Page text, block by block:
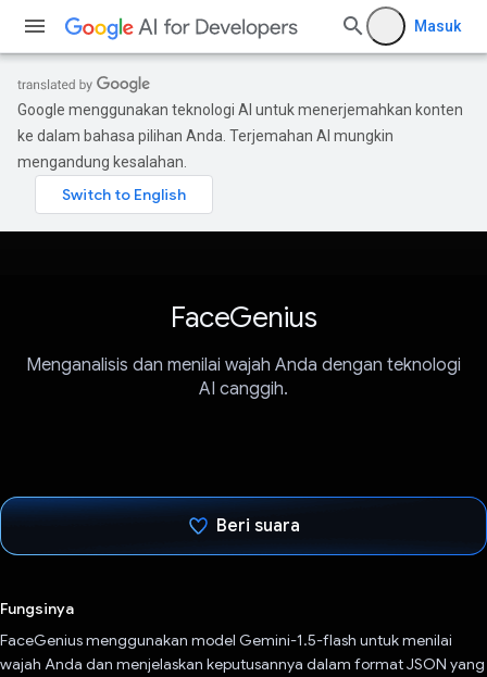
Masuk
Google menggunakan teknologi AI untuk menerjemahkan konten
ke dalam bahasa pilihan Anda. Terjemahan AI mungkin
mengandung kesalahan.
FaceGenius
Menganalisis dan menilai wajah Anda dengan teknologi
AI canggih.
Beri suara
Fungsinya
FaceGenius menggunakan model Gemini-1.5-flash untuk menilai
wajah Anda dan menjelaskan keputusannya dalam format JSON yang